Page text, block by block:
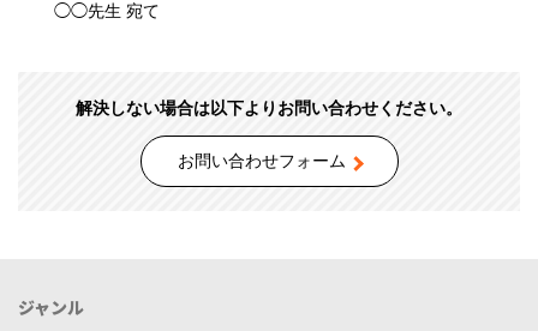
◯◯先生 宛て
解決しない場合は以下よりお問い合わせください。
お問い合わせフォーム
ジャンル